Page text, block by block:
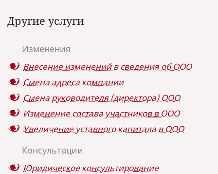
Другие услуги
Изменения
Внесение изменений в сведения об ООО
Смена адреса компании
Смена руководителя (директора) ООО
Изменение состава участников в ООО
Увеличение уставного капитала в ООО
Консультации
Юридическое консультирование